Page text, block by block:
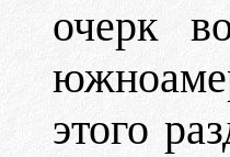
очерк
этого